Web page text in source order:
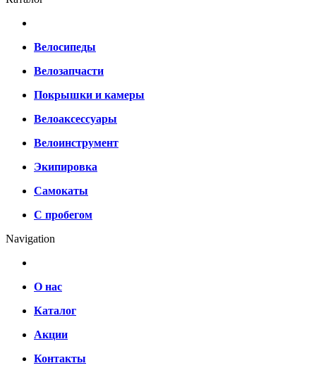
Велосипеды
Велозапчасти
Покрышки и камеры
Велоаксессуары
Велоинструмент
Экипировка
Самокаты
С пробегом
Navigation
О нас
Каталог
Акции
Контакты